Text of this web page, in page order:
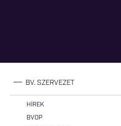
BV. SZERVEZET
HÍREK
BVOP